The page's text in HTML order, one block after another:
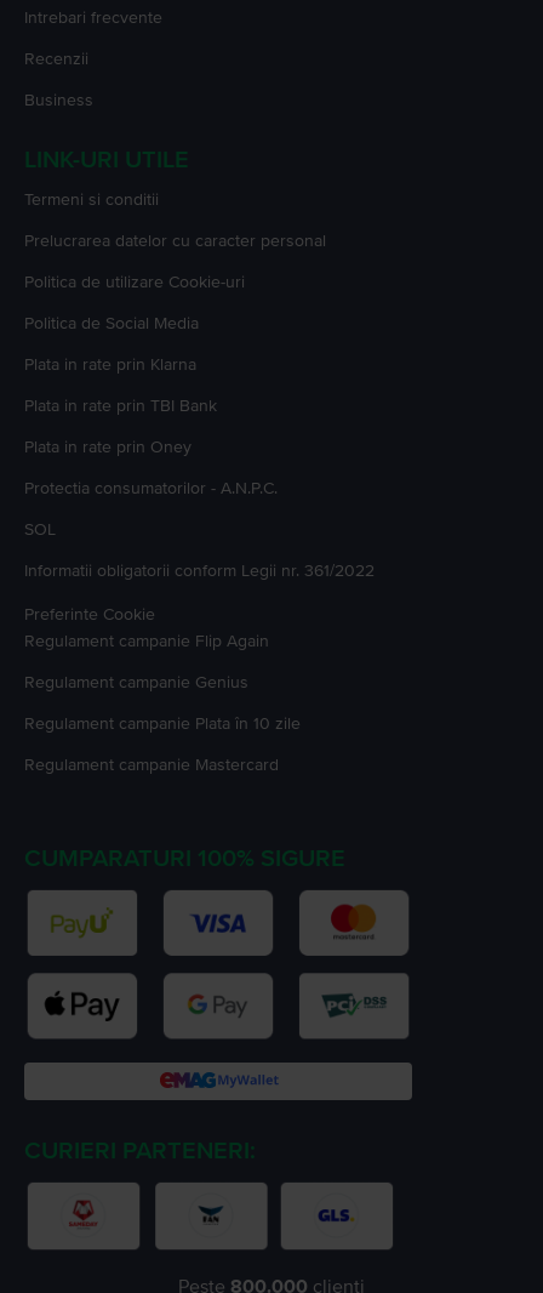
Intrebari frecvente
Recenzii
Business
LINK-URI UTILE
Termeni si conditii
Prelucrarea datelor cu caracter personal
Politica de utilizare Cookie-uri
Politica de Social Media
Plata in rate prin Klarna
Plata in rate prin TBI Bank
Plata in rate prin Oney
Protectia consumatorilor - A.N.P.C.
SOL
Informatii obligatorii conform Legii nr. 361/2022
Preferinte Cookie
Regulament campanie Flip Again
Regulament campanie Genius
Regulament campanie Plata în 10 zile
Regulament campanie Mastercard
CUMPARATURI 100% SIGURE
CURIERI PARTENERI:
Peste 800.000 clienți